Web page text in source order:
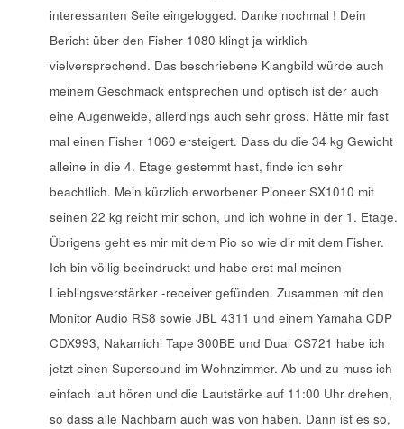
interessanten Seite eingelogged. Danke nochmal ! Dein
Bericht über den Fisher 1080 klingt ja wirklich
vielversprechend. Das beschriebene Klangbild würde auch
meinem Geschmack entsprechen und optisch ist der auch
eine Augenweide, allerdings auch sehr gross. Hätte mir fast
mal einen Fisher 1060 ersteigert. Dass du die 34 kg Gewicht
alleine in die 4. Etage gestemmt hast, finde ich sehr
beachtlich. Mein kürzlich erworbener Pioneer SX1010 mit
seinen 22 kg reicht mir schon, und ich wohne in der 1. Etage.
Übrigens geht es mir mit dem Pio so wie dir mit dem Fisher.
Ich bin völlig beeindruckt und habe erst mal meinen
Lieblingsverstärker -receiver gefünden. Zusammen mit den
Monitor Audio RS8 sowie JBL 4311 und einem Yamaha CDP
CDX993, Nakamichi Tape 300BE und Dual CS721 habe ich
jetzt einen Supersound im Wohnzimmer. Ab und zu muss ich
einfach laut hören und die Lautstärke auf 11:00 Uhr drehen,
so dass alle Nachbarn auch was von haben. Dann ist es so,